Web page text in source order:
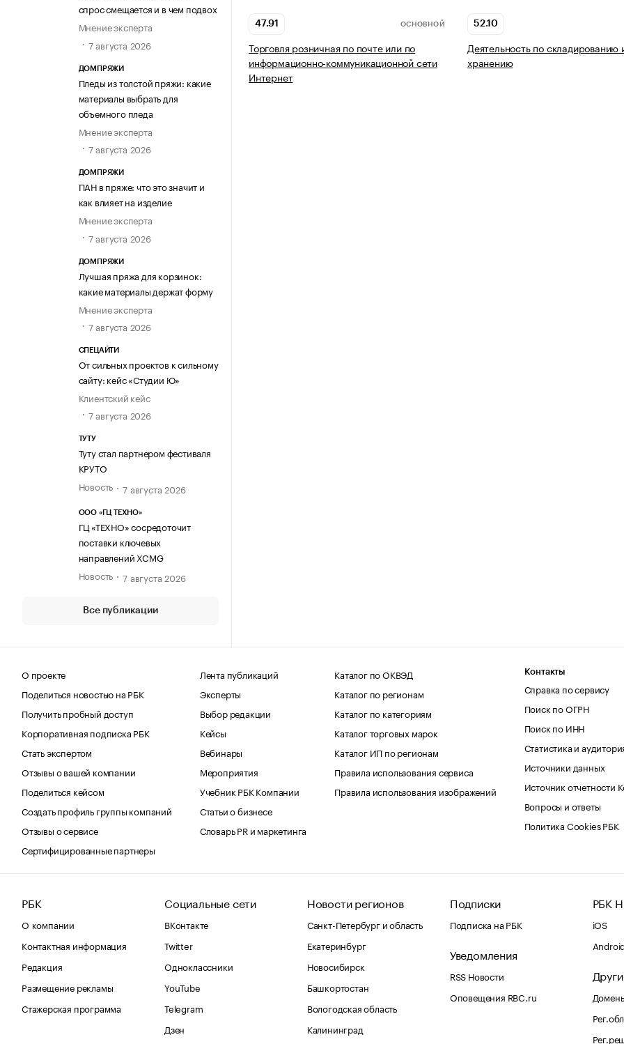
спрос смещается и в чем подвох
Мнение эксперта
7 августа 2026
ДОМПРЯЖИ
Пледы из толстой пряжи: какие
материалы выбрать для
объемного пледа
Мнение эксперта
7 августа 2026
ДОМПРЯЖИ
ПАН в пряже: что это значит и
как влияет на изделие
Мнение эксперта
7 августа 2026
ДОМПРЯЖИ
Лучшая пряжа для корзинок:
какие материалы держат форму
Мнение эксперта
7 августа 2026
СПЕЦАЙТИ
От сильных проектов к сильному
сайту: кейс «Студии Ю»
Клиентский кейс
7 августа 2026
ТУТУ
Туту стал партнером фестиваля
КРУТО
Новость
7 августа 2026
ООО «ГЦ ТЕХНО»
ГЦ «ТЕХНО» сосредоточит
поставки ключевых
направлений XCMG
Новость
7 августа 2026
Все публикации
47.91 ОСНОВНОЙ
Торговля розничная по почте или по
информационно-коммуникационной сети
Интернет
52.10
Деятельность по складированию
хранению
О проекте
Поделиться новостью на РБК
Получить пробный доступ
Корпоративная подписка РБК
Стать экспертом
Отзывы о вашей компании
Поделиться кейсом
Создать профиль группы компаний
Отзывы о сервисе
Сертифицированные партнеры
Лента публикаций
Эксперты
Выбор редакции
Кейсы
Вебинары
Мероприятия
Учебник РБК Компании
Статьи о бизнесе
Словарь PR и маркетинга
Каталог по ОКВЭД
Каталог по регионам
Каталог по категориям
Каталог торговых марок
Каталог ИП по регионам
Правила использования сервиса
Правила использования изображений
Контакты
Справка по сервису
Поиск по ОГРН
Поиск по ИНН
Статистика и
Источники данных
Источник отчетности
Вопросы и ответы
Политика Cookies РБК
РБК
О компании
Контактная информация
Редакция
Размещение рекламы
Стажерская программа
Социальные сети
ВКонтакте
Twitter
Одноклассники
YouTube
Telegram
Дзен
Новости регионов
Санкт-Петербург и область
Екатеринбург
Новосибирск
Башкортостан
Вологодская область
Калининград
Подписки
Подписка на РБК
Уведомления
RSS Новости
Оповещения RBC.ru
РБК
iOS